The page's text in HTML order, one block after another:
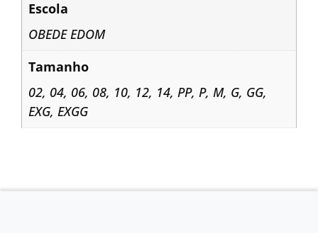
Escola
OBEDE EDOM
Tamanho
02, 04, 06, 08, 10, 12, 14, PP, P, M, G, GG,
EXG, EXGG